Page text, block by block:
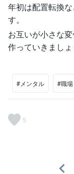
年初は配置転換
す。
お互いが小さな
作っていきましょ
#メンタル #職場
5